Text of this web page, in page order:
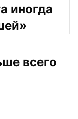
иногда
всего